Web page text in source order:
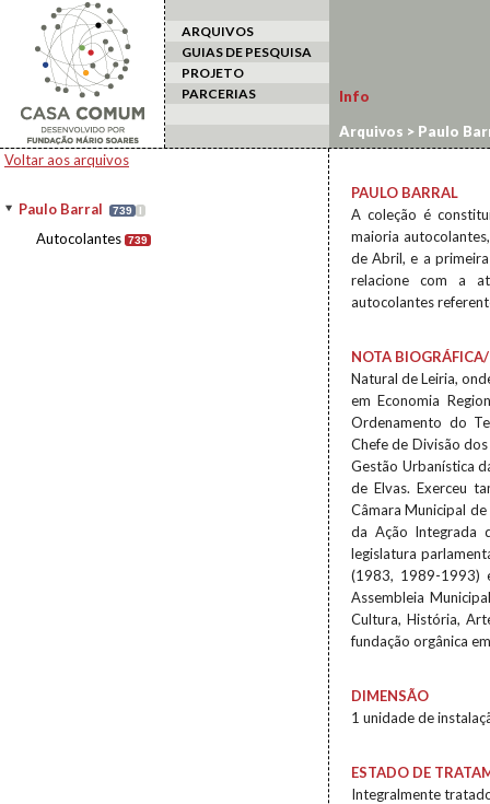
ARQUIVOS
GUIAS DE PESQUISA
PROJETO
PARCERIAS
Voltar aos arquivos
Paulo Barral 739 I
Autocolantes 739
Info
Arquivos > Paulo
PAULO BARRAL
A coleção é
maioria
de Abril, e a
relacione com a
autocolantes
NOTA
Natural de Leiria,
em Economia
Ordenamento do
Chefe de Divisão
Gestão Urbanística
de Elvas. Exerceu
Câmara Municipal
da Ação Integrada
legislatura
(1983, 1989-1993)
Assembleia
Cultura, História,
fundação orgânica
DIMENSÃO
1 unidade de
ESTADO DE
Integralmente